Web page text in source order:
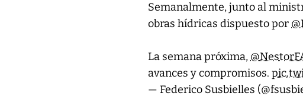
Semanalmente, junto al
obras hídricas dispuesto por
La semana próxima,
avances y compromisos.
— Federico Susbielles